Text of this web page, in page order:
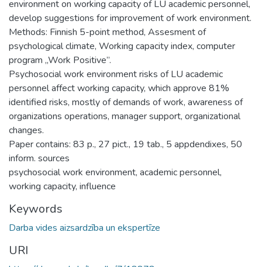
environment on working capacity of LU academic personnel,
develop suggestions for improvement of work environment.
Methods: Finnish 5-point method, Assesment of
psychological climate, Working capacity index, computer
program „Work Positive”.
Psychosocial work environment risks of LU academic
personnel affect working capacity, which approve 81%
identified risks, mostly of demands of work, awareness of
organizations operations, manager support, organizational
changes.
Paper contains: 83 p., 27 pict., 19 tab., 5 appdendixes, 50
inform. sources
psychosocial work environment, academic personnel,
working capacity, influence
Keywords
Darba vides aizsardzība un ekspertīze
URI